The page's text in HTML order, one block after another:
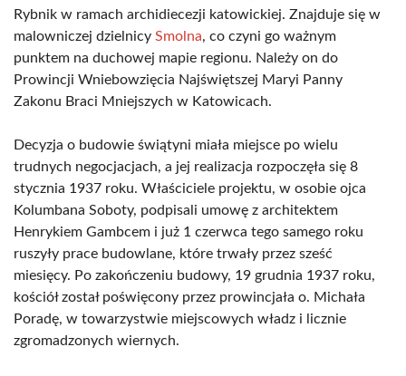
Rybnik w ramach archidiecezji katowickiej. Znajduje się w
malowniczej dzielnicy Smolna, co czyni go ważnym
punktem na duchowej mapie regionu. Należy on do
Prowincji Wniebowzięcia Najświętszej Maryi Panny
Zakonu Braci Mniejszych w Katowicach.
Decyzja o budowie świątyni miała miejsce po wielu
trudnych negocjacjach, a jej realizacja rozpoczęła się 8
stycznia 1937 roku. Właściciele projektu, w osobie ojca
Kolumbana Soboty, podpisali umowę z architektem
Henrykiem Gambcem i już 1 czerwca tego samego roku
ruszyły prace budowlane, które trwały przez sześć
miesięcy. Po zakończeniu budowy, 19 grudnia 1937 roku,
kościół został poświęcony przez prowincjała o. Michała
Poradę, w towarzystwie miejscowych władz i licznie
zgromadzonych wiernych.